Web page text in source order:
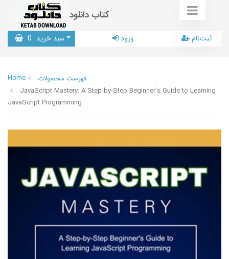
کتاب دانلود
سبد خرید 0 ورود ثبت‌نام
Home
فهرست محصولات
JavaScript Mastery: A Step-by-Step Beginner's Guide to Learning
JavaScript Programming